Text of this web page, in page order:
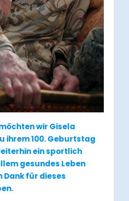
wir Gisela
ihrem 100. Geburtstag
ein sportlich
gesundes Leben
Dank für dieses